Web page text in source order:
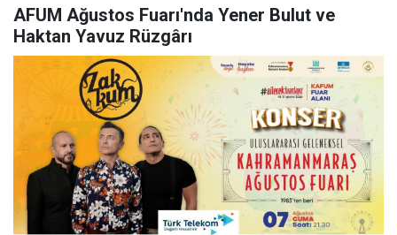
AFUM Ağustos Fuarı'nda Yener Bulut ve
Haktan Yavuz Rüzgârı